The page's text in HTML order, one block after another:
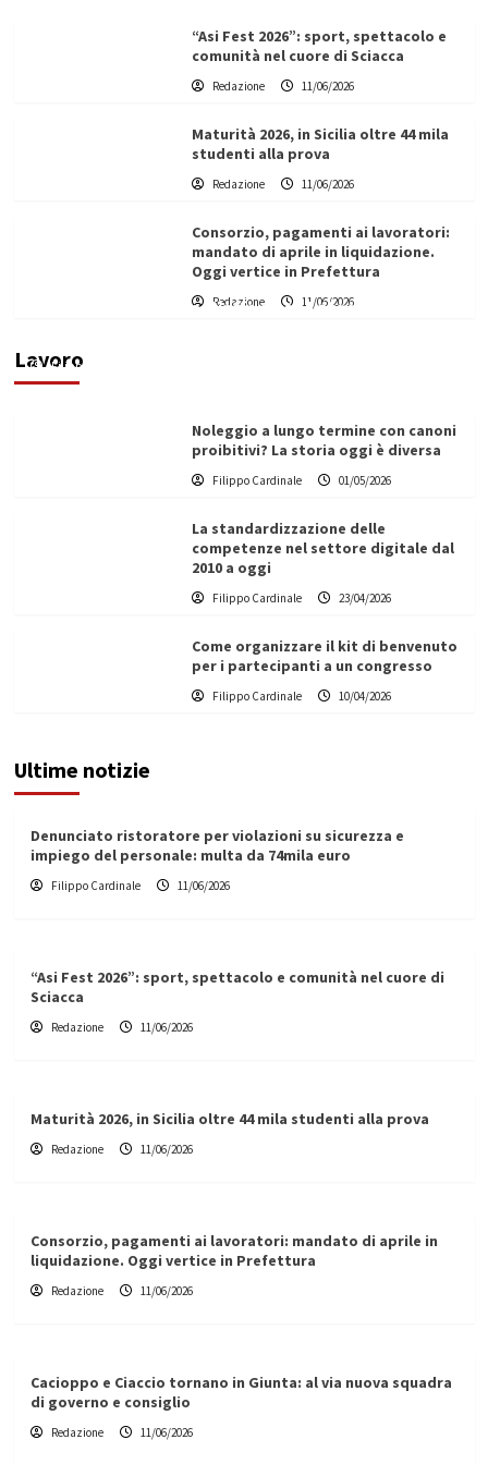
“Asi Fest 2026”: sport, spettacolo e
comunità nel cuore di Sciacca
Redazione 11/06/2026
Maturità 2026, in Sicilia oltre 44 mila
studenti alla prova
Redazione 11/06/2026
Consorzio, pagamenti ai lavoratori:
mandato di aprile in liquidazione.
Oggi vertice in Prefettura
Redazione 11/06/2026
Lavoro
Vino in Italia: il giro d’affari contribuisce
Filippo Cardinale
Noleggio a lungo termine con canoni
proibitivi? La storia oggi è diversa
Filippo Cardinale 01/05/2026
La standardizzazione delle
competenze nel settore digitale dal
2010 a oggi
Filippo Cardinale 23/04/2026
Come organizzare il kit di benvenuto
per i partecipanti a un congresso
Filippo Cardinale 10/04/2026
Ultime notizie
Denunciato ristoratore per violazioni su sicurezza e
impiego del personale: multa da 74mila euro
Filippo Cardinale 11/06/2026
“Asi Fest 2026”: sport, spettacolo e comunità nel cuore di
Sciacca
Redazione 11/06/2026
Maturità 2026, in Sicilia oltre 44 mila studenti alla prova
Redazione 11/06/2026
Consorzio, pagamenti ai lavoratori: mandato di aprile in
liquidazione. Oggi vertice in Prefettura
Redazione 11/06/2026
Cacioppo e Ciaccio tornano in Giunta: al via nuova squadra
di governo e consiglio
Redazione 11/06/2026